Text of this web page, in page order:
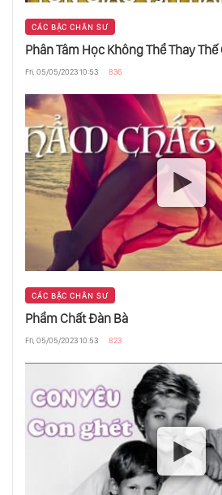
Vì Đâu Mà Hôn
Thông Minh Không
Sợ Đàn Bà Đẹp,
Yêu?
Triệu Phú Cũng
Tâm Trí Không Phải
Chữa Chứng Nặng
CÁC BẬC CHÂN SƯ
Phân Tâm Học Không Thể Thay Thế
Fri, 05/05/2023 10:53 836
CÁC BẬC CHÂN SƯ
Phẩm Chất Đàn Bà
Fri, 05/05/2023 10:53 823